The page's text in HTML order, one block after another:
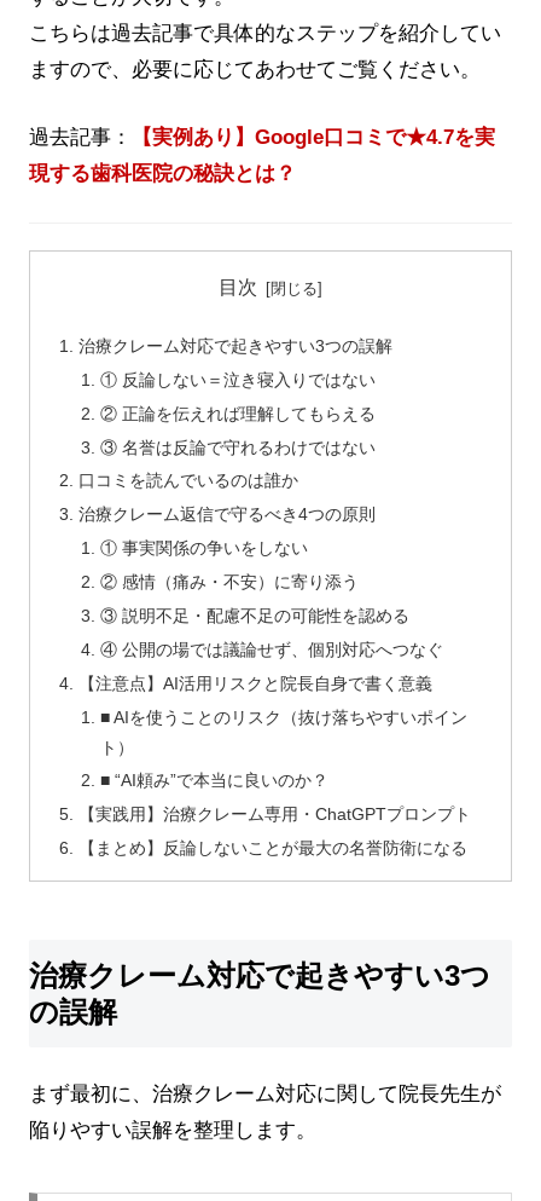
こちらは過去記事で具体的なステップを紹介してい
ますので、必要に応じてあわせてご覧ください。
過去記事：
【実例あり】Google口コミで★4.7を実
現する歯科医院の秘訣とは？
目次
治療クレーム対応で起きやすい3つの誤解
① 反論しない＝泣き寝入りではない
② 正論を伝えれば理解してもらえる
③ 名誉は反論で守れるわけではない
口コミを読んでいるのは誰か
治療クレーム返信で守るべき4つの原則
① 事実関係の争いをしない
② 感情（痛み・不安）に寄り添う
③ 説明不足・配慮不足の可能性を認める
④ 公開の場では議論せず、個別対応へつなぐ
【注意点】AI活用リスクと院長自身で書く意義
■ AIを使うことのリスク（抜け落ちやすいポイン
ト）
■ “AI頼み”で本当に良いのか？
【実践用】治療クレーム専用・ChatGPTプロンプト
【まとめ】反論しないことが最大の名誉防衛になる
治療クレーム対応で起きやすい3つ
の誤解
まず最初に、治療クレーム対応に関して院長先生が
陥りやすい誤解を整理します。